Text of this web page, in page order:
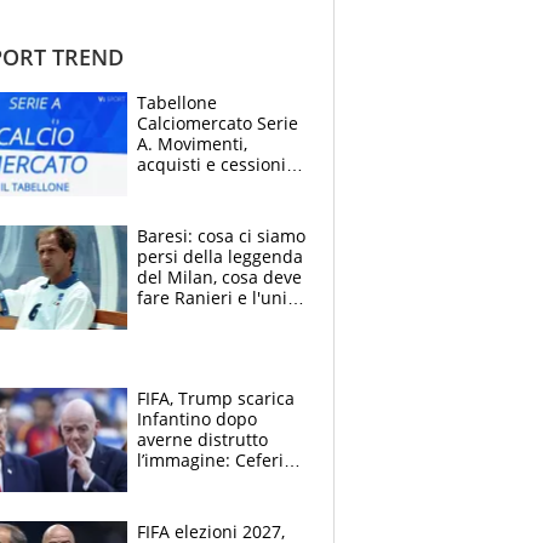
TREND
Tabellone
Calciomercato Serie
A. Movimenti,
acquisti e cessioni:
Baresi: cosa ci siamo
persi della leggenda
del Milan, cosa deve
fare Ranieri e l'unico
FIFA, Trump scarica
Infantino dopo
averne distrutto
l’immagine: Ceferin
contrattacco
FIFA elezioni 2027,